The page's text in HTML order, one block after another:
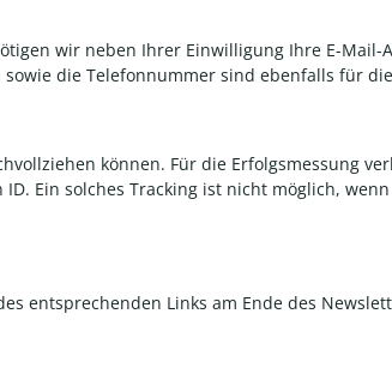
wir neben Ihrer Einwilligung Ihre E-
die Telefonnummer sind ebenfalls für
können. Für die Erfolgsmessung
Ein solches Tracking ist nicht möglich,
entsprechenden Links am Ende des